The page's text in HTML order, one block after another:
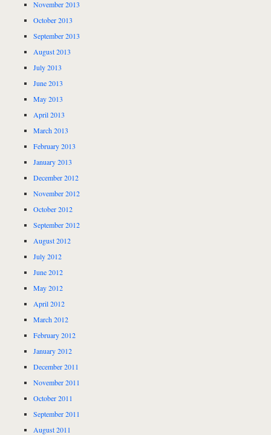
November 2013
October 2013
September 2013
August 2013
July 2013
June 2013
May 2013
April 2013
March 2013
February 2013
January 2013
December 2012
November 2012
October 2012
September 2012
August 2012
July 2012
June 2012
May 2012
April 2012
March 2012
February 2012
January 2012
December 2011
November 2011
October 2011
September 2011
August 2011